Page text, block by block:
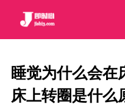
睡觉为什么会在
床上转圈是什么